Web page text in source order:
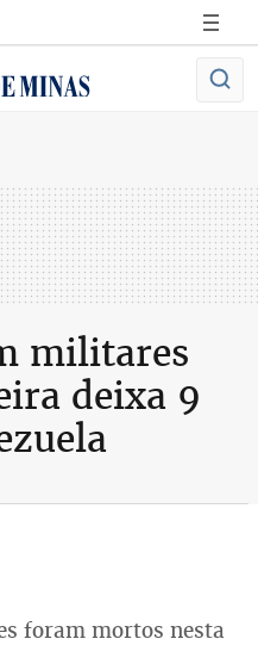
militares
deixa 9
foram mortos nesta